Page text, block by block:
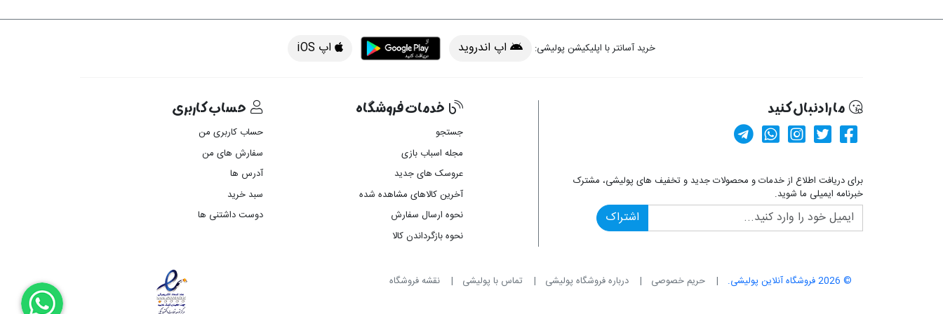
خرید آسانتر با اپلیکیشن پولیشی: اپ اندروید اپ iOS
ما را دنبال کنید
صفحه فیسبوک پولیشی
صفحه پینترست پولیشی
کانال آپارات
ارسال پیام در واتس اپ
کانال تلگرام
برای دریافت اطلاع از خدمات و محصولات جدید و تخفیف های پولیشی، مشترک
خبرنامه ایمیلی ما شوید.
اشتراک
خدمات فروشگاه
جستجو
مجله اسباب بازی
عروسک های جدید
آخرین کالاهای مشاهده شده
نحوه ارسال سفارش
نحوه بازگرداندن کالا
حساب کاربری
حساب کاربری من
سفارش های من‎
آدرس ها
سبد خرید
دوست داشتنی ها
© 2026 فروشگاه آنلاین پولیشی. حریم خصوصی درباره فروشگاه پولیشی تماس با پولیشی نقشه فروشگاه